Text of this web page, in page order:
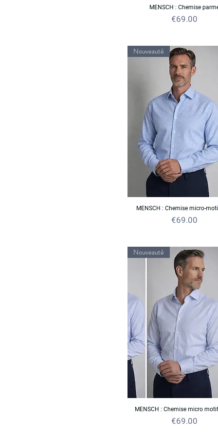
MENSCH : Chemise
Price
€69.00
Nouveauté
MENSCH : Chemise micro-
Price
€69.00
Nouveauté
MENSCH : Chemise micro
Price
€69.00